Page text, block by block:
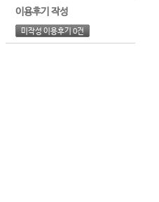
이용후기 작성
미작성 이용후기 0건